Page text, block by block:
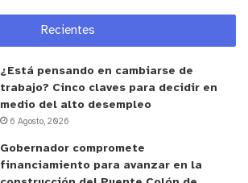
Recientes
¿Está pensando en cambiarse de
trabajo? Cinco claves para decidir en
medio del alto desempleo
6 Agosto, 2026
Gobernador compromete
financiamiento para avanzar en la